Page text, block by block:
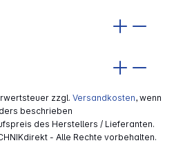
zzgl. Versandkosten, wenn
beschrieben
des Herstellers / Lieferanten.
- Alle Rechte vorbehalten.